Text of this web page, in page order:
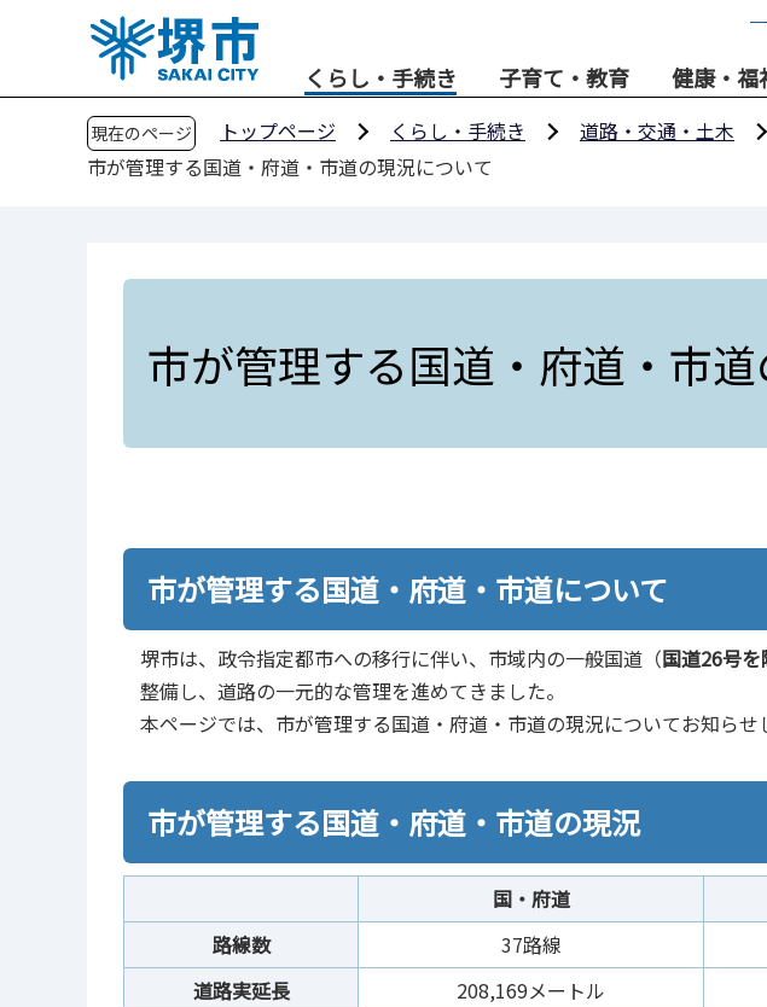
くらし・手続き 子育て・教育 健康・福
現在のページ トップページ くらし・手続き 道路・交通・土木
市が管理する国道・府道・市道の現況について
市が管理する国道・府道・市
市が管理する国道・府道・市道について
堺市は、政令指定都市への移行に伴い、市域内の一般国道（国道26号を
整備し、道路の一元的な管理を進めてきました。
本ページでは、市が管理する国道・府道・市道の現況についてお知らせ
市が管理する国道・府道・市道の現況
国・府道
路線数
37路線
道路実延長
208,169メートル